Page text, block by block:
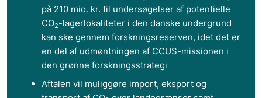
på 210 mio. kr. til undersøgelser af potentielle
CO2-lagerlokaliteter i den danske undergrund
kan ske gennem forskningsreserven, idet det er
en del af udmøntningen af CCUS-missionen i
den grønne forskningsstrategi
Aftalen vil muliggøre import, eksport og